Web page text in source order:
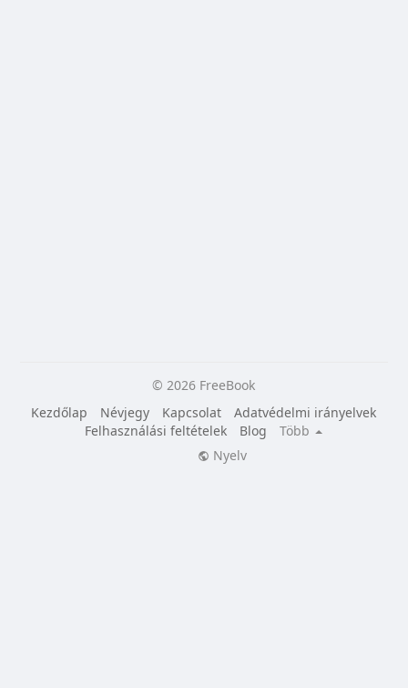
© 2026 FreeBook
Kezdőlap
Névjegy Kapcsolat
Adatvédelmi irányelvek
Felhasználási feltételek
Blog
Több
Nyelv